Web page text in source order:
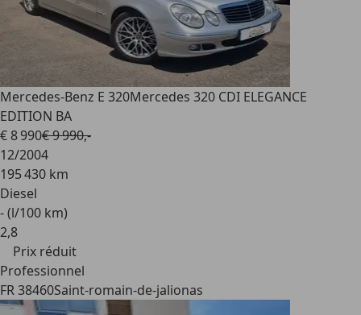
Mercedes-Benz E 320Mercedes 320 CDI ELEGANCE
EDITION BA
€ 8 990€ 9 990,-
12/2004
195 430 km
Diesel
- (l/100 km)
2,8
Prix réduit
Professionnel
FR 38460Saint-romain-de-jalionas